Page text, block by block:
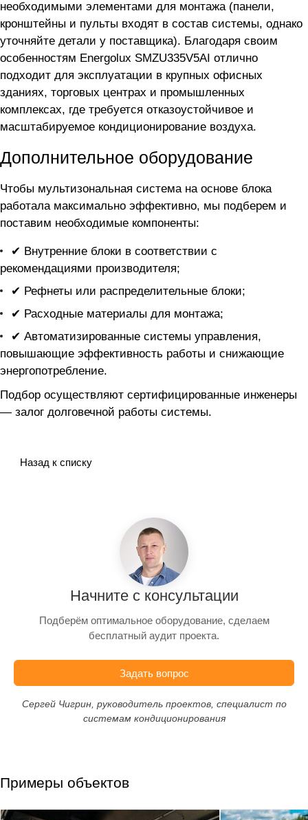
необходимыми элементами для монтажа (панели,
кронштейны и пульты входят в состав системы, однако
уточняйте детали у поставщика). Благодаря своим
особенностям Energolux SMZU335V5AI отлично
подходит для эксплуатации в крупных офисных
зданиях, торговых центрах и промышленных
комплексах, где требуется отказоустойчивое и
масштабируемое кондиционирование воздуха.
Дополнительное оборудование
Чтобы мультизональная система на основе блока
работала максимально эффективно, мы подберем и
поставим необходимые компоненты:
✔ Внутренние блоки в соответствии с
рекомендациями производителя;
✔ Рефнеты или распределительные блоки;
✔ Расходные материалы для монтажа;
✔ Автоматизированные системы управления,
повышающие эффективность работы и снижающие
энергопотребление.
Подбор осуществляют сертифицированные инженеры
— залог долговечной работы системы.
Назад к списку
Начните с консультации
Подберём оптимальное оборудование, сделаем
бесплатный аудит проекта.
Задать вопрос
Сергей Чигрин, руководитель проектов, специалист по
системам кондиционирования
Примеры объектов